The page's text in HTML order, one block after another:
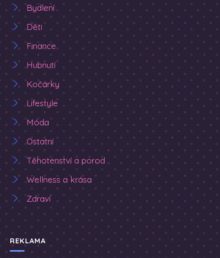
Bydlení
Děti
Finance
Hubnutí
Kočárky
Lifestyle
Móda
Ostatní
Těhotenství a porod
Wellness a krása
Zdraví
REKLAMA